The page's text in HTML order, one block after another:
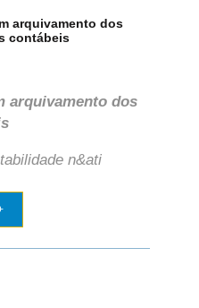
arquivamento dos
contábeis
arquivamento dos
n&ati